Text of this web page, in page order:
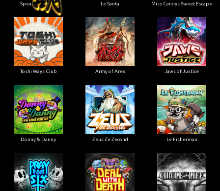
Spear of Athena Le Santa Miss Candys Sweet Escape
Toshi Ways Club Army of Ares Jaws of Justice
Donny & Danny Zeus Ze Zecond Le Fisherman